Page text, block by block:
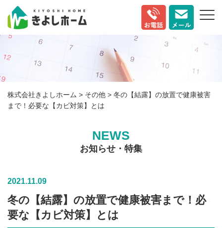
株式会社きよしホーム > その他 > 冬の【結露】の放置で健康被害
まで！必要な【カビ対策】とは
NEWS
お知らせ・特集
2021.11.09
冬の【結露】の放置で健康被害まで！必
要な【カビ対策】とは